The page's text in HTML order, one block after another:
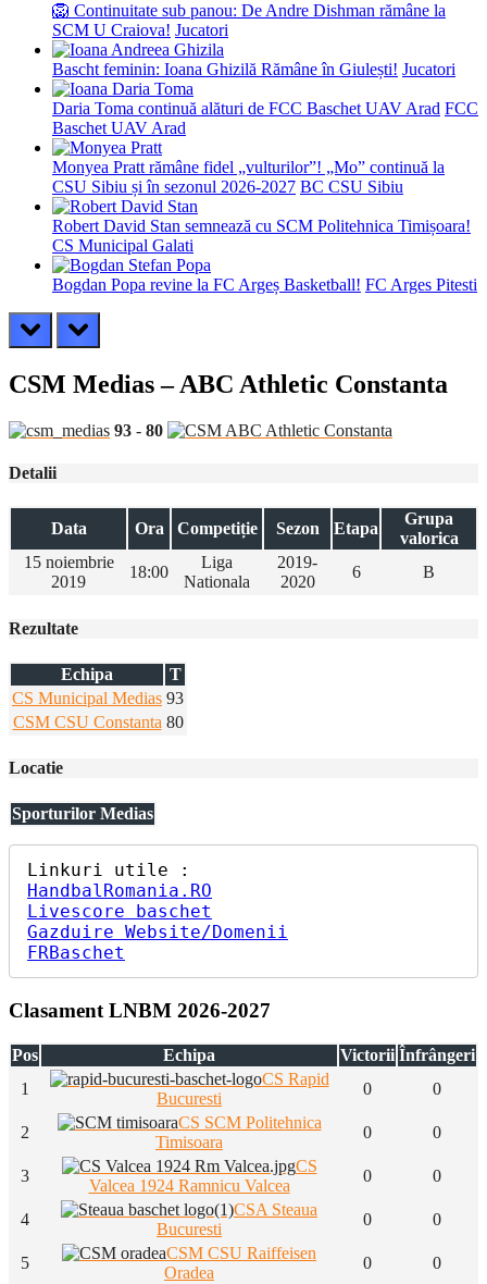
🦁 Continuitate sub panou: De Andre Dishman rămâne la
SCM U Craiova! Jucatori
Bascht feminin: Ioana Ghizilă Rămâne în Giulești! Jucatori
Daria Toma continuă alături de FCC Baschet UAV Arad FCC
Baschet UAV Arad
Monyea Pratt rămâne fidel „vulturilor”! „Mo” continuă la
CSU Sibiu și în sezonul 2026-2027 BC CSU Sibiu
Robert David Stan semnează cu SCM Politehnica Timișoara!
CS Municipal Galati
Bogdan Popa revine la FC Argeș Basketball! FC Arges Pitesti
prev next
CSM Medias – ABC Athletic Constanta
93 - 80
Detalii
Data Ora Competiție Sezon Etapa
Grupa
valorica
15 noiembrie
2019
18:00
Liga
Nationala
2019-
2020
6 B
Rezultate
Echipa
T
CS Municipal Medias 93
CSM CSU Constanta 80
Locatie
Sporturilor Medias
HandbalRomania.RO
Livescore baschet
Gazduire Website/Domenii
FRBaschet
Clasament LNBM 2026-2027
Pos Echipa Victorii Înfrângeri
1
CS Rapid
Bucuresti
0 0
2
CS SCM Politehnica
Timisoara
0 0
3
CS
Valcea 1924 Ramnicu Valcea
0 0
4
CSA Steaua
Bucuresti
0 0
5
CSM CSU Raiffeisen
Oradea
0
0